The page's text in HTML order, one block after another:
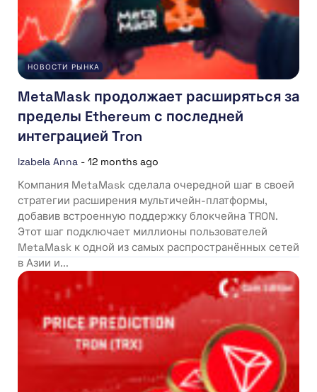
НОВОСТИ РЫНКА
MetaMask продолжает расширяться за
пределы Ethereum с последней
интеграцией Tron
Izabela Anna - 12 months ago
Компания MetaMask сделала очередной шаг в своей
стратегии расширения мультичейн-платформы,
добавив встроенную поддержку блокчейна TRON.
Этот шаг подключает миллионы пользователей
MetaMask к одной из самых распространённых сетей
в Азии и...